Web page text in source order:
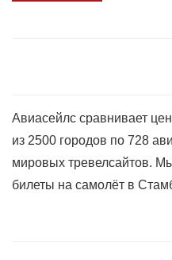
Авиасейлс сравнивает
из 2500 городов по 728
мировых тревелсайтов.
билеты на самолёт в